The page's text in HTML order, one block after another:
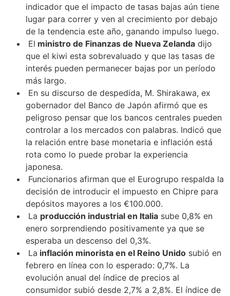
indicador que el impacto de tasas bajas aún tiene
lugar para correr y ven al crecimiento por debajo
de la tendencia este año, ganando impulso luego.
El ministro de Finanzas de Nueva Zelanda dijo
que el kiwi esta sobrevaluado y que las tasas de
interés pueden permanecer bajas por un período
más largo.
En su discurso de despedida, M. Shirakawa, ex
gobernador del Banco de Japón afirmó que es
peligroso pensar que los bancos centrales pueden
controlar a los mercados con palabras. Indicó que
la relación entre base monetaria e inflación está
rota como lo puede probar la experiencia
japonesa.
Funcionarios afirman que el Eurogrupo respalda la
decisión de introducir el impuesto en Chipre para
depósitos mayores a los €100.000.
La producción industrial en Italia sube 0,8% en
enero sorprendiendo positivamente ya que se
esperaba un descenso del 0,3%.
La inflación minorista en el Reino Unido subió en
febrero en línea con lo esperado: 0,7%. La
evolución anual del índice de precios al
consumidor subió desde 2,7% a 2,8%. El índice de